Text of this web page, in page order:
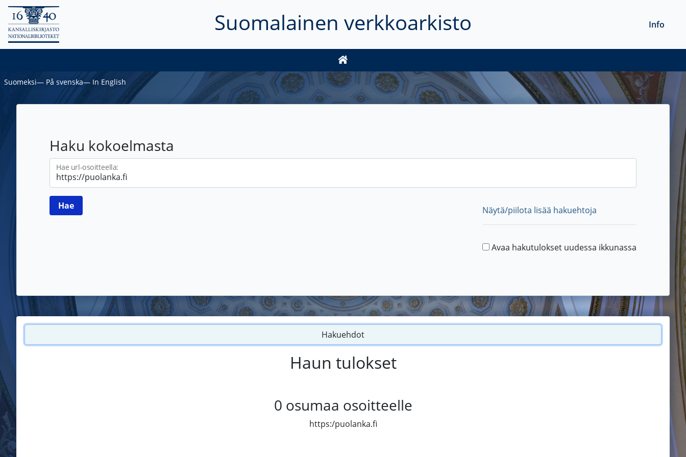
Suomalainen verkkoarkisto Info
Suomeksi― På svenska― In English
Haku kokoelmasta
Hae url-osoitteella:
Näytä/piilota lisää hakuehtoja
Avaa hakutulokset uudessa ikkunassa
Hakuehdot
Haun tulokset
0 osumaa osoitteelle
https:/puolanka.fi